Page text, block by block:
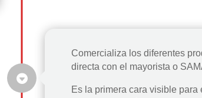
Comercializa los diferentes
directa con el mayorista o
Es la primera cara visible